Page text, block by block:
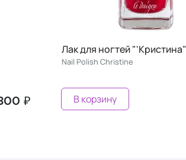
₽
Лак для ногтей "'Кристина"
Nail Polish Christine
В корзину